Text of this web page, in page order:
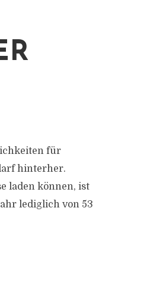
für
hinterher.
laden können, ist
lediglich von 53